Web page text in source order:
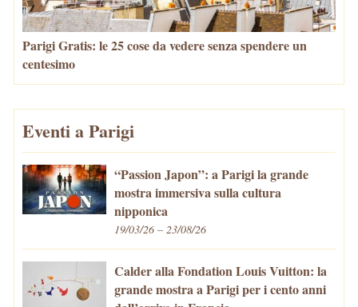
Parigi Gratis: le 25 cose da vedere senza spendere un
centesimo
Eventi a Parigi
“Passion Japon”: a Parigi la grande
mostra immersiva sulla cultura
nipponica
19/03/26 – 23/08/26
Calder alla Fondation Louis Vuitton: la
grande mostra a Parigi per i cento anni